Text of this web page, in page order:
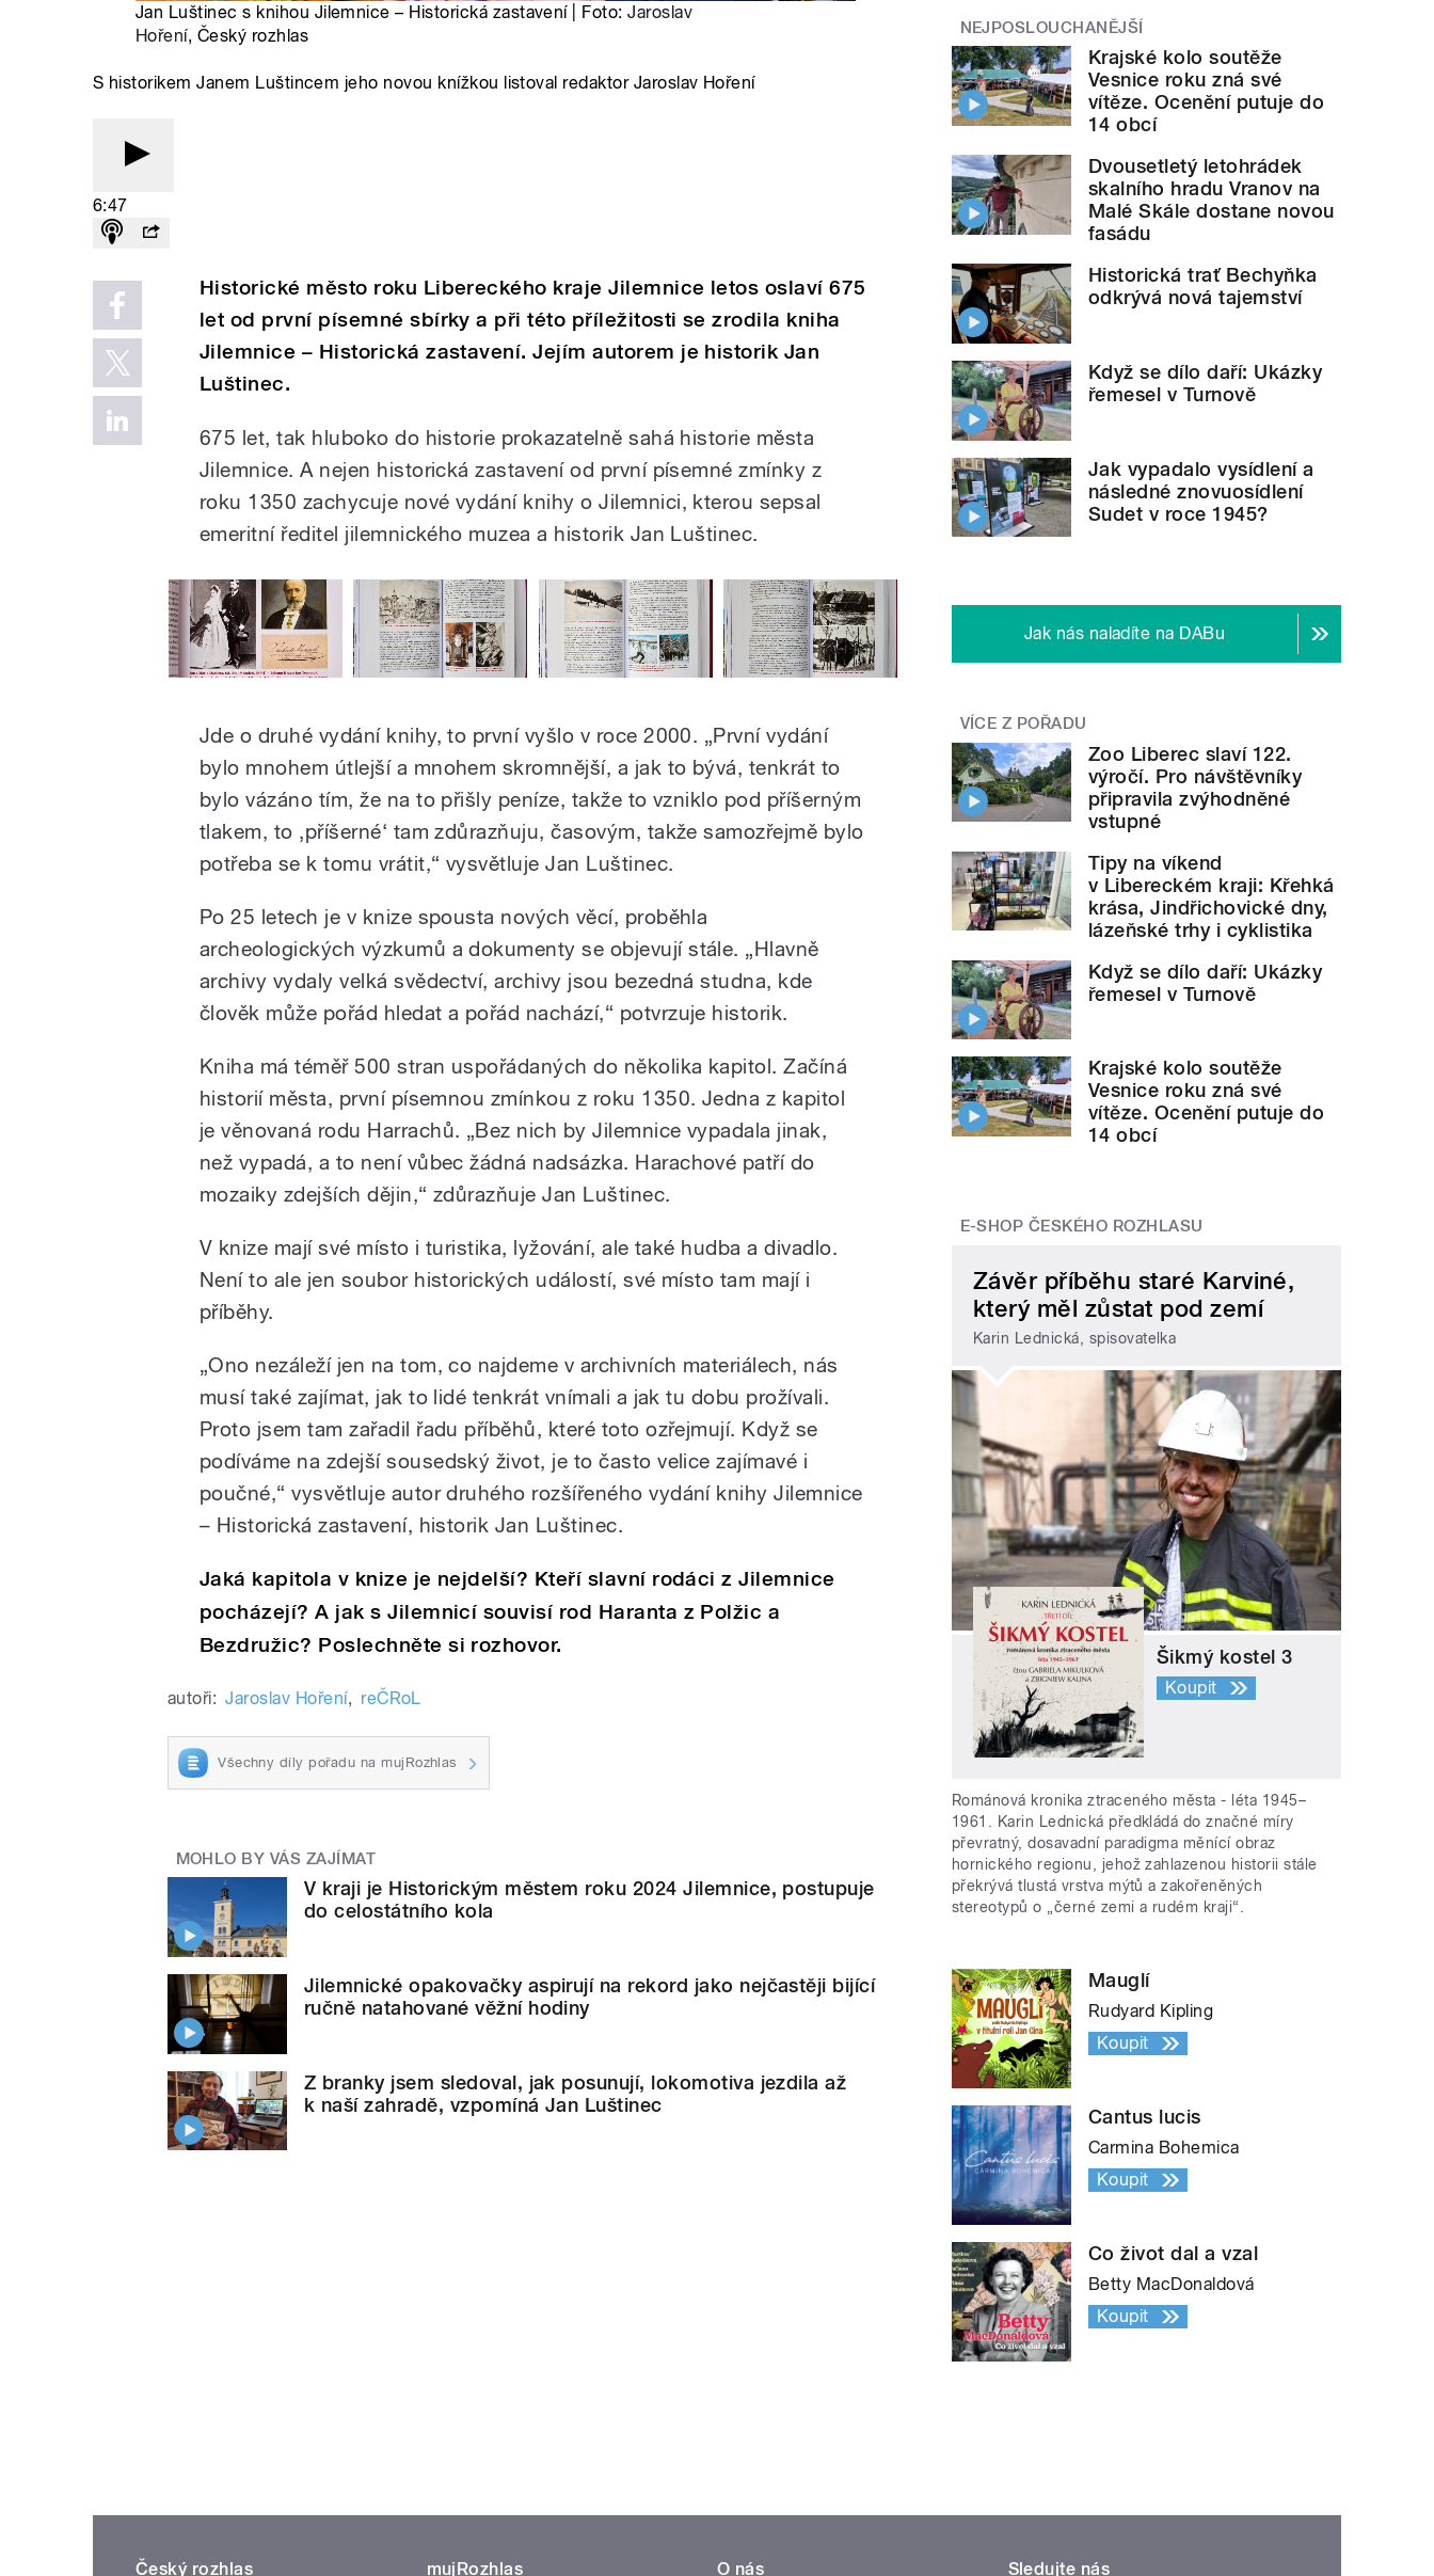
Jan Luštinec s knihou Jilemnice – Historická zastavení | Foto:Jaroslav
Hoření, Český rozhlas
S historikem Janem Luštincem jeho novou knížkou listoval redaktor Jaroslav Hoření
6:47
Historické město roku Libereckého kraje Jilemnice letos oslaví 675
let od první písemné sbírky a při této příležitosti se zrodila kniha
Jilemnice – Historická zastavení. Jejím autorem je historik Jan
Luštinec.
675 let, tak hluboko do historie prokazatelně sahá historie města
Jilemnice. A nejen historická zastavení od první písemné zmínky z
roku 1350 zachycuje nové vydání knihy o Jilemnici, kterou sepsal
emeritní ředitel jilemnického muzea a historik Jan Luštinec.
Jde o druhé vydání knihy, to první vyšlo v roce 2000. „První vydání
bylo mnohem útlejší a mnohem skromnější, a jak to bývá, tenkrát to
bylo vázáno tím, že na to přišly peníze, takže to vzniklo pod příšerným
tlakem, to ‚příšerné‘ tam zdůrazňuju, časovým, takže samozřejmě bylo
potřeba se k tomu vrátit,“ vysvětluje Jan Luštinec.
Po 25 letech je v knize spousta nových věcí, proběhla
archeologických výzkumů a dokumenty se objevují stále. „Hlavně
archivy vydaly velká svědectví, archivy jsou bezedná studna, kde
člověk může pořád hledat a pořád nachází,“ potvrzuje historik.
Kniha má téměř 500 stran uspořádaných do několika kapitol. Začíná
historií města, první písemnou zmínkou z roku 1350. Jedna z kapitol
je věnovaná rodu Harrachů. „Bez nich by Jilemnice vypadala jinak,
než vypadá, a to není vůbec žádná nadsázka. Harachové patří do
mozaiky zdejších dějin,“ zdůrazňuje Jan Luštinec.
V knize mají své místo i turistika, lyžování, ale také hudba a divadlo.
Není to ale jen soubor historických událostí, své místo tam mají i
příběhy.
„Ono nezáleží jen na tom, co najdeme v archivních materiálech, nás
musí také zajímat, jak to lidé tenkrát vnímali a jak tu dobu prožívali.
Proto jsem tam zařadil řadu příběhů, které toto ozřejmují. Když se
podíváme na zdejší sousedský život, je to často velice zajímavé i
poučné,“ vysvětluje autor druhého rozšířeného vydání knihy Jilemnice
– Historická zastavení, historik Jan Luštinec.
Jaká kapitola v knize je nejdelší? Kteří slavní rodáci z Jilemnice
pocházejí? A jak s Jilemnicí souvisí rod Haranta z Polžic a
Bezdružic? Poslechněte si rozhovor.
autoři: Jaroslav Hoření, reČRoL
Všechny díly pořadu na mujRozhlas
MOHLO BY VÁS ZAJÍMAT
V kraji je Historickým městem roku 2024 Jilemnice, postupuje
do celostátního kola
Jilemnické opakovačky aspirují na rekord jako nejčastěji bijící
ručně natahované věžní hodiny
Z branky jsem sledoval, jak posunují, lokomotiva jezdila až
k naší zahradě, vzpomíná Jan Luštinec
NEJPOSLOUCHANĚJŠÍ
Krajské kolo soutěže
Vesnice roku zná své
vítěze. Ocenění putuje do
14 obcí
Dvousetletý letohrádek
skalního hradu Vranov na
Malé Skále dostane novou
fasádu
Historická trať Bechyňka
odkrývá nová tajemství
Když se dílo daří: Ukázky
řemesel v Turnově
Jak vypadalo vysídlení a
následné znovuosídlení
Sudet v roce 1945?
Jak nás naladíte na DABu
VÍCE Z POŘADU
Zoo Liberec slaví 122.
výročí. Pro návštěvníky
připravila zvýhodněné
vstupné
Tipy na víkend
v Libereckém kraji: Křehká
krása, Jindřichovické dny,
lázeňské trhy i cyklistika
Když se dílo daří: Ukázky
řemesel v Turnově
Krajské kolo soutěže
Vesnice roku zná své
vítěze. Ocenění putuje do
14 obcí
E-SHOP ČESKÉHO ROZHLASU
Závěr příběhu staré Karviné,
který měl zůstat pod zemí
Karin Lednická, spisovatelka
Šikmý kostel 3
Koupit
Románová kronika ztraceného města - léta 1945–
1961. Karin Lednická předkládá do značné míry
převratný, dosavadní paradigma měnící obraz
hornického regionu, jehož zahlazenou historii stále
překrývá tlustá vrstva mýtů a zakořeněných
stereotypů o „černé zemi a rudém kraji“.
Mauglí
Rudyard Kipling
Koupit
Cantus lucis
Carmina Bohemica
Koupit
Co život dal a vzal
Betty MacDonaldová
Koupit
Český rozhlas mujRozhlas O nás Sledujte nás